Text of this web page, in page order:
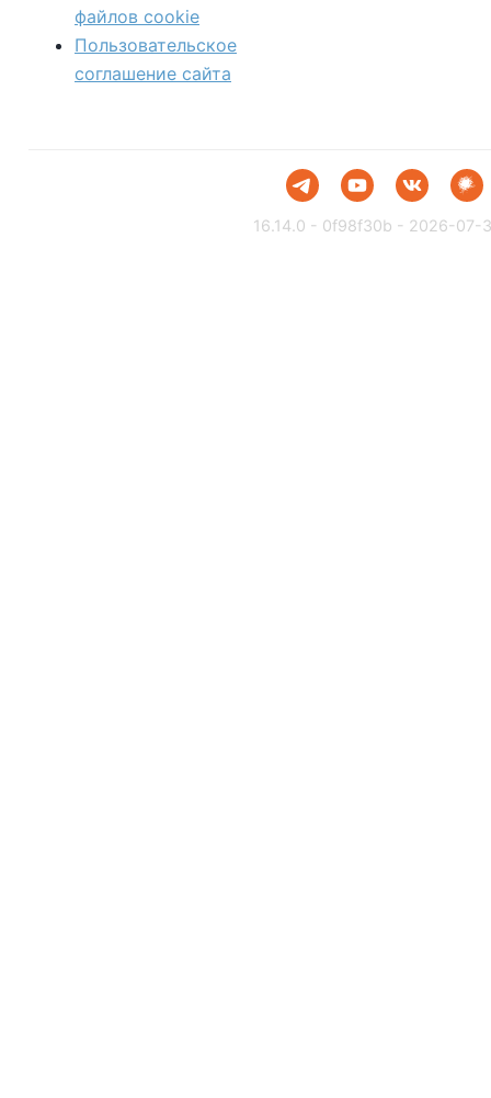
файлов сookie
Пользовательское
соглашение сайта
16.14.0 - 0f98f30b - 2026-07-